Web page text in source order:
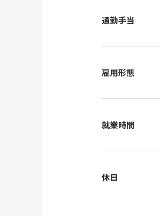
通勤手当
雇用形態
就業時間
休日